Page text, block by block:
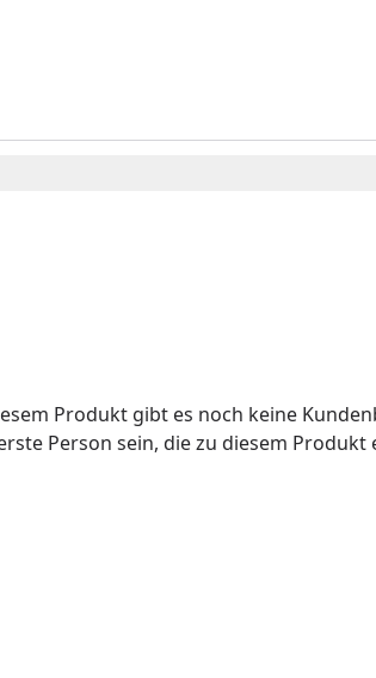
Produkt gibt es noch keine
Person sein, die zu diesem